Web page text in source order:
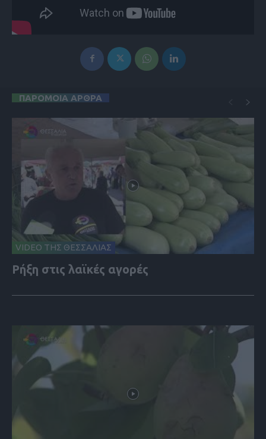
ΠΑΡΟΜΟΙΑ ΑΡΘΡΑ
VIDEO ΤΗΣ ΘΕΣΣΑΛΙΑΣ
Ρήξη στις λαϊκές αγορές